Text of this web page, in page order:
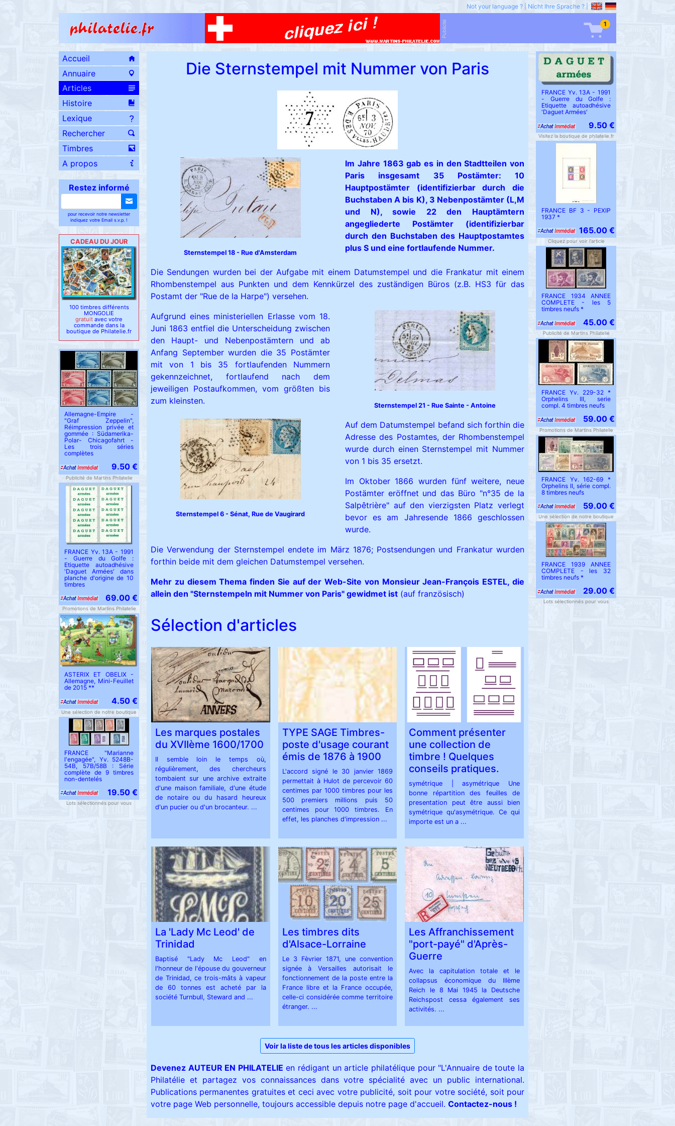
Not your language ? Nicht Ihre Sprache ?
Publicité 1
Accueil
Annuaire
Articles
Histoire
Lexique
Rechercher
Timbres
A propos
Restez informé
pour recevoir notre newsletter
indiquez votre Email s.v.p. !
CADEAU DU JOUR
100 timbres différents
MONGOLIE
gratuit avec votre
commande dans la
boutique de Philatelie.fr
Allemagne-Empire -
"Graf Zeppelin",
Réimpression privée et
gommée : Südamerika-
Polar- Chicagofahrt -
Les trois séries
complètes
9.50 €
Publicité de Martins Philatelie
FRANCE Yv. 13A - 1991
- Guerre du Golfe :
Etiquette autoadhésive
'Daguet Armées' dans
planche d'origine de 10
timbres
69.00 €
Promotions de Martins Philatelie
ASTERIX ET OBELIX -
Allemagne, Mini-Feuillet
de 2015 **
4.50 €
Une sélection de notre boutique
FRANCE "Marianne
l'engagée", Yv. 5248B-
54B, 57B/58B : Série
complète de 9 timbres
non-dentelés
19.50 €
Lots sélectionnés pour vous
Die Sternstempel mit Nummer von Paris
Sternstempel 18 - Rue d'Amsterdam
Im Jahre 1863 gab es in den Stadtteilen von
Paris insgesamt 35 Postämter: 10
Hauptpostämter (identifizierbar durch die
Buchstaben A bis K), 3 Nebenpostämter (L,M
und N), sowie 22 den Hauptämtern
angegliederte Postämter (identifizierbar
durch den Buchstaben des Hauptpostamtes
plus S und eine fortlaufende Nummer.
Die Sendungen wurden bei der Aufgabe mit einem Datumstempel und die Frankatur mit einem
Rhombenstempel aus Punkten und dem Kennkürzel des zuständigen Büros (z.B. HS3 für das
Postamt der "Rue de la Harpe") versehen.
Aufgrund eines ministeriellen Erlasse vom 18.
Juni 1863 entfiel die Unterscheidung zwischen
den Haupt- und Nebenpostämtern und ab
Anfang September wurden die 35 Postämter
mit von 1 bis 35 fortlaufenden Nummern
gekennzeichnet, fortlaufend nach dem
jeweiligen Postaufkommen, vom größten bis
zum kleinsten.
Sternstempel 21 - Rue Sainte - Antoine
Sternstempel 6 - Sénat, Rue de Vaugirard
Auf dem Datumstempel befand sich forthin die
Adresse des Postamtes, der Rhombenstempel
wurde durch einen Sternstempel mit Nummer
von 1 bis 35 ersetzt.
Im Oktober 1866 wurden fünf weitere, neue
Postämter eröffnet und das Büro "n°35 de la
Salpêtrière" auf den vierzigsten Platz verlegt
bevor es am Jahresende 1866 geschlossen
wurde.
Die Verwendung der Sternstempel endete im März 1876; Postsendungen und Frankatur wurden
forthin beide mit dem gleichen Datumstempel versehen.
Mehr zu diesem Thema finden Sie auf der Web-Site von Monsieur Jean-François ESTEL, die
allein den "Sternstempeln mit Nummer von Paris" gewidmet ist (auf französisch)
Sélection d'articles
Les marques postales
du XVIIème 1600/1700
Il semble loin le temps où,
régulièrement, des chercheurs
tombaient sur une archive extraite
d'une maison familiale, d'une étude
de notaire ou du hasard heureux
d'un pucier ou d'un brocanteur. ...
TYPE SAGE Timbres-
poste d'usage courant
émis de 1876 à 1900
L'accord signé le 30 janvier 1869
permettait à Hulot de percevoir 60
centimes par 1000 timbres pour les
500 premiers millions puis 50
centimes pour 1000 timbres. En
effet, les planches d'impression ...
Comment présenter
une collection de
timbre ! Quelques
conseils pratiques.
symétrique | asymétrique Une
bonne répartition des feuilles de
presentation peut être aussi bien
symétrique qu'asymétrique. Ce qui
importe est un a ...
La 'Lady Mc Leod' de
Trinidad
Baptisé "Lady Mc Leod" en
l'honneur de l'épouse du gouverneur
de Trinidad, ce trois-mâts à vapeur
de 60 tonnes est acheté par la
société Turnbull, Steward and ...
Les timbres dits
d'Alsace-Lorraine
Le 3 Fèvrier 1871, une convention
signée à Versailles autorisait le
fonctionnement de la poste entre la
France libre et la France occupée,
celle-ci considérée comme territoire
étranger. ...
Les Affranchissement
"port-payé" d'Après-
Guerre
Avec la capitulation totale et le
collapsus économique du IIIème
Reich le 8 Mai 1945 la Deutsche
Reichspost cessa également ses
activités. ...
Voir la liste de tous les articles disponibles
Devenez AUTEUR EN PHILATELIE en rédigant un article philatélique pour "L'Annuaire de toute la
Philatélie et partagez vos connaissances dans votre spécialité avec un public international.
Publications permanentes gratuites et ceci avec votre publicité, soit pour votre société, soit pour
votre page Web personnelle, toujours accessible depuis notre page d'accueil. Contactez-nous !
FRANCE Yv. 13A - 1991
- Guerre du Golfe :
Etiquette autoadhésive
'Daguet Armées'
9.50 €
Visitez la boutique de philatelie.fr
FRANCE BF 3 - PEXIP
1937 *
165.00 €
Cliquez pour voir l'article
FRANCE 1934 ANNEE
COMPLETE - les 5
timbres neufs *
45.00 €
Publicité de Martins Philatelie
FRANCE Yv. 229-32 *
Orphelins III, serie
compl. 4 timbres neufs
59.00 €
Promotions de Martins Philatelie
FRANCE Yv. 162-69 *
Orphelins II, série compl.
8 timbres neufs
59.00 €
Une sélection de notre boutique
FRANCE 1939 ANNEE
COMPLETE - les 32
timbres neufs *
29.00 €
Lots sélectionnés pour vous